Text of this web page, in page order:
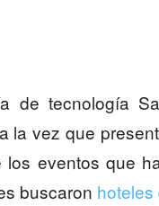
de tecnología
la vez que
eventos que
buscaron